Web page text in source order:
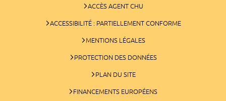
ACCÈS AGENT CHU
ACCESSIBILITÉ : PARTIELLEMENT CONFORME
MENTIONS LÉGALES
PROTECTION DES DONNÉES
PLAN DU SITE
FINANCEMENTS EUROPÉENS